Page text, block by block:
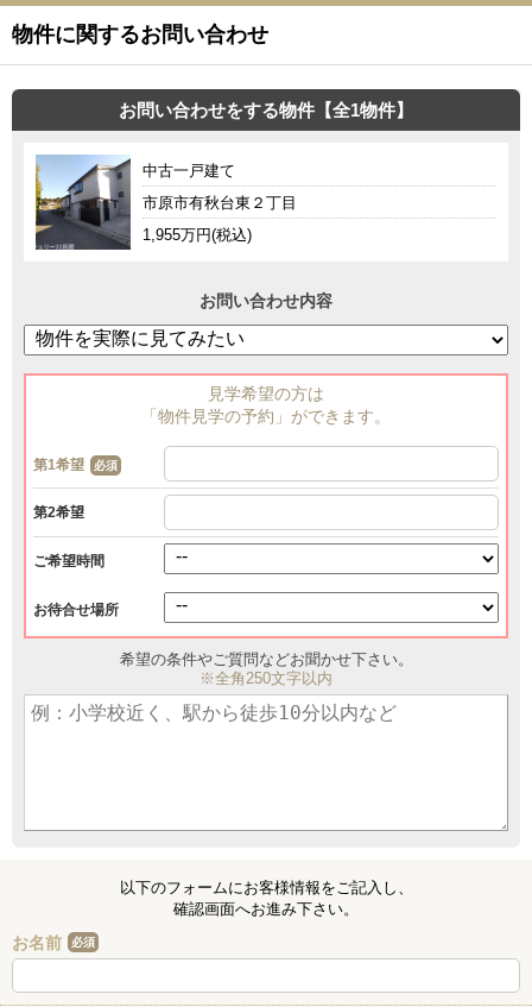
物件に関するお問い合わせ
お問い合わせをする物件【全1物件】
中古一戸建て
市原市有秋台東２丁目
1,955万円(税込)
お問い合わせ内容
見学希望の方は
「物件見学の予約」ができます。
第1希望 必須
第2希望
ご希望時間
お待合せ場所
希望の条件やご質問などお聞かせ下さい。
※全角250文字以内
以下のフォームにお客様情報をご記入し、
確認画面へお進み下さい。
お名前 必須